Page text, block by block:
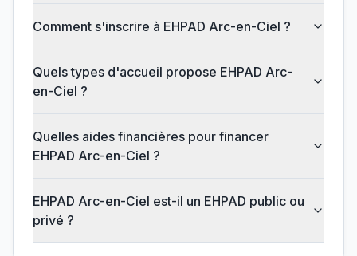
Comment s'inscrire à EHPAD Arc-en-Ciel ?
Quels types d'accueil propose EHPAD Arc-
en-Ciel ?
Quelles aides financières pour financer
EHPAD Arc-en-Ciel ?
EHPAD Arc-en-Ciel est-il un EHPAD public ou
privé ?